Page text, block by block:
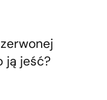
ją jeść?